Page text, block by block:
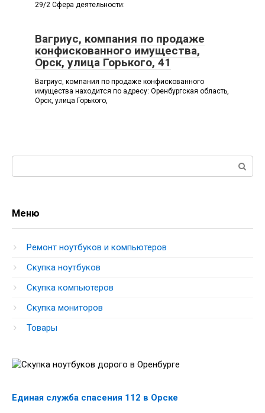
29/2 Сфера деятельности:
Вагриус, компания по продаже
конфискованного имущества,
Орск, улица Горького, 41
Вагриус, компания по продаже конфискованного
имущества находится по адресу: Оренбургская область,
Орск, улица Горького,
Поиск:
Меню
Ремонт ноутбуков и компьютеров
Скупка ноутбуков
Скупка компьютеров
Скупка мониторов
Товары
Единая служба спасения 112 в Орске